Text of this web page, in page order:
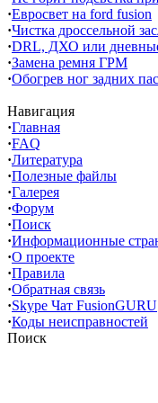
·Евросвет на ford fusion
·Чистка дроссельной
·DRL, ДХО или
·Замена ремня ГРМ
·Обогрев ног задних
Навигация
·Главная
·FAQ
·Литература
·Полезные файлы
·Галерея
·Форум
·Поиск
·Информационные
·О проекте
·Правила
·Обратная связь
·Skype Чат FusionGURU
·Коды неисправностей
Поиск